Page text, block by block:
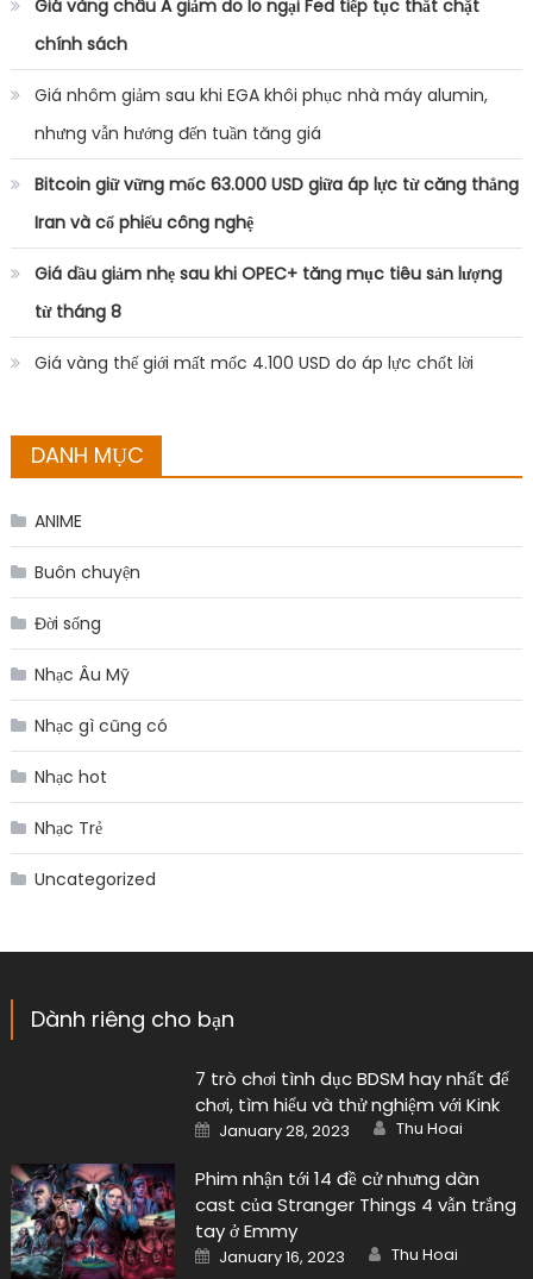
Giá vàng châu Á giảm do lo ngại Fed tiếp tục thắt chặt
chính sách
Giá nhôm giảm sau khi EGA khôi phục nhà máy alumin,
nhưng vẫn hướng đến tuần tăng giá
Bitcoin giữ vững mốc 63.000 USD giữa áp lực từ căng thẳng
Iran và cổ phiếu công nghệ
Giá dầu giảm nhẹ sau khi OPEC+ tăng mục tiêu sản lượng
từ tháng 8
Giá vàng thế giới mất mốc 4.100 USD do áp lực chốt lời
DANH MỤC
ANIME
Buôn chuyện
Đời sống
Nhạc Âu Mỹ
Nhạc gì cũng có
Nhạc hot
Nhạc Trẻ
Uncategorized
Dành riêng cho bạn
7 trò chơi tình dục BDSM hay nhất để
chơi, tìm hiểu và thử nghiệm với Kink
Posted
on
January 28, 2023 Author
Thu Hoai
Phim nhận tới 14 đề cử nhưng dàn
cast của Stranger Things 4 vẫn trắng
tay ở Emmy
Posted
on
January 16, 2023 Author
Thu Hoai